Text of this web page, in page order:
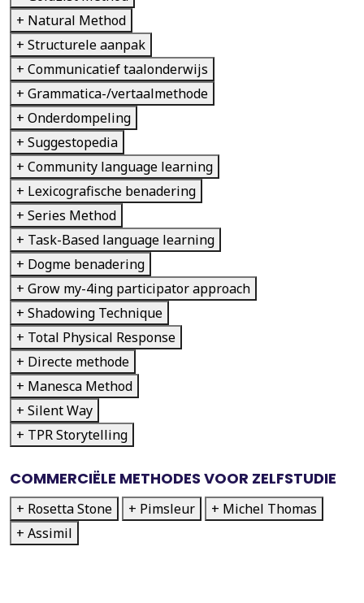
+ Natural Method
+ Structurele aanpak
+ Communicatief taalonderwijs
+ Grammatica-/vertaalmethode
+ Onderdompeling
+ Suggestopedia
+ Community language learning
+ Lexicografische benadering
+ Series Method
+ Task-Based language learning
+ Dogme benadering
+ Grow my-4ing participator approach
+ Shadowing Technique
+ Total Physical Response
+ Directe methode
+ Manesca Method
+ Silent Way
+ TPR Storytelling
COMMERCIËLE METHODES VOOR ZELFSTUDIE
+ Rosetta Stone + Pimsleur
+ Michel Thomas
+ Assimil